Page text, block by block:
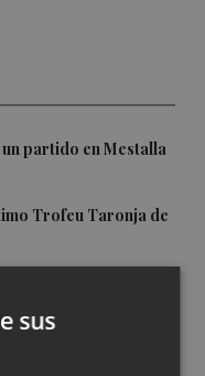
partido en Mestalla
Trofeu Taronja de
sus